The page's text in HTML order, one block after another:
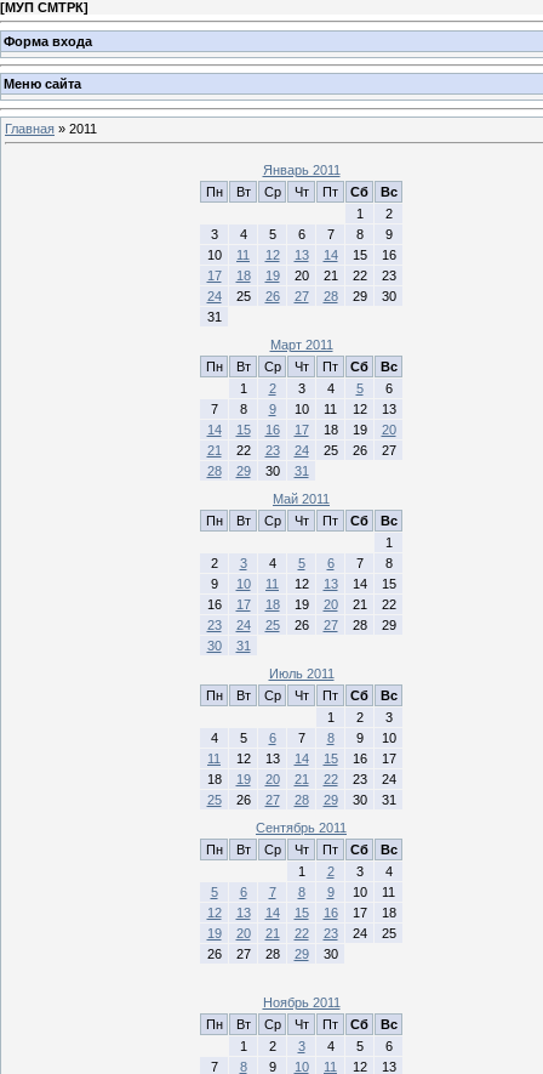
[МУП СМТРК]
Форма входа
Меню сайта
Главная » 2011
Январь 2011
Пн
Вт Ср Чт Пт Сб
Вс
1
2
3
4 5 6 7 8
9
10
11 12 13 14 15
16
17
18 19 20 21 22
23
24
25 26 27 28 29
30
31
Март 2011
Пн
Вт Ср Чт Пт Сб
Вс
1
2 3 4 5
6
7
8 9 10 11 12
13
14
15 16 17 18 19
20
21
22 23 24 25 26
27
28
29 30
31
Май 2011
Пн
Вт Ср Чт Пт Сб
Вс
1
2
3 4 5 6 7
8
9
10 11 12 13 14
15
16
17 18 19 20 21
22
23
24 25 26 27 28
29
30
31
Июль 2011
Пн
Вт Ср Чт Пт Сб
Вс
1
2
3
4
5 6 7 8 9
10
11
12 13 14 15 16
17
18
19 20 21 22 23
24
25
26 27 28 29 30
31
Сентябрь 2011
Пн
Вт Ср Чт Пт Сб
Вс
1
2 3
4
5
6 7 8 9 10
11
12
13 14 15 16 17
18
19
20 21 22 23 24
25
26
27 28 29 30
Ноябрь 2011
Пн
Вт Ср Чт Пт Сб
Вс
1
2 3 4 5
6
7
8 9 10 11 12
13